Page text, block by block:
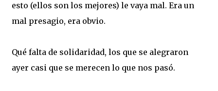
esto (ellos son los mejores) le vaya mal. Era un
mal presagio, era obvio.
Qué falta de solidaridad, los que se alegraron
ayer casi que se merecen lo que nos pasó.